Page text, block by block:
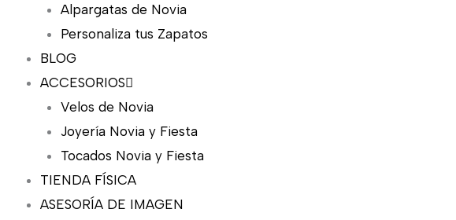
Alpargatas de Novia
Personaliza tus Zapatos
BLOG
ACCESORIOS
Velos de Novia
Joyería Novia y Fiesta
Tocados Novia y Fiesta
TIENDA FÍSICA
ASESORÍA DE IMAGEN